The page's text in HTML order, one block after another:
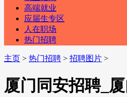
高端就业
应届生专区
人在职场
热门招聘
主页 > 热门招聘 > 招聘图片 >
厦门同安招聘_